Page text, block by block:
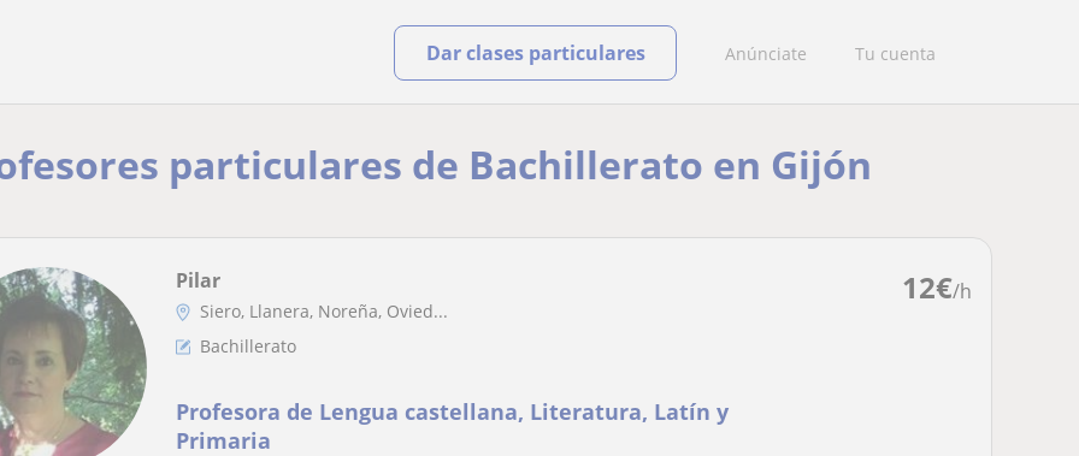
Anúnciate Tu cuenta
Dar clases particulares
particulares de Bachillerato en Gijón
12€/h
Pilar
Siero, Llanera, Noreña, Ovied...
Bachillerato
Profesora de Lengua castellana, Literatura, Latín y
Primaria